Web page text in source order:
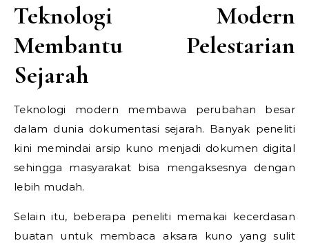
Teknologi Modern
Membantu Pelestarian
Sejarah
Teknologi modern membawa perubahan besar
dalam dunia dokumentasi sejarah. Banyak peneliti
kini memindai arsip kuno menjadi dokumen digital
sehingga masyarakat bisa mengaksesnya dengan
lebih mudah.
Selain itu, beberapa peneliti memakai kecerdasan
buatan untuk membaca aksara kuno yang sulit